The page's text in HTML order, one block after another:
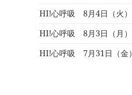
HI!心呼吸 8月4日（火）
HI!心呼吸 8月3日（月）
HI!心呼吸 7月31日（金）